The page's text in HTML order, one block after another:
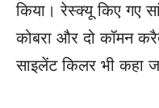
किया। रेस्क्यू किए गए
कोबरा और दो कॉमन
साइलेंट किलर भी कहा